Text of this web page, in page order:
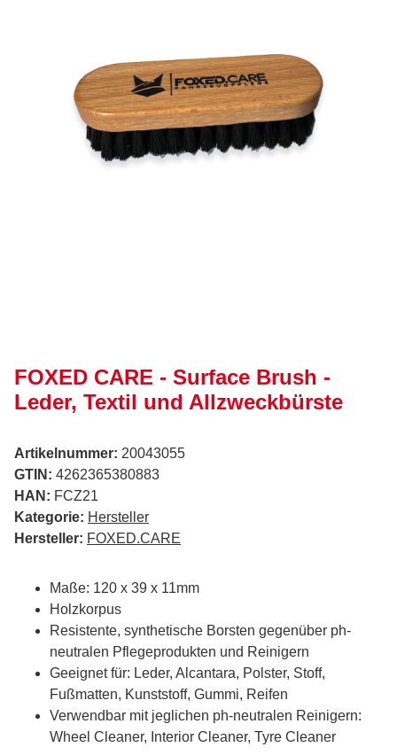
FOXED CARE - Surface Brush -
Leder, Textil und Allzweckbürste
Artikelnummer: 20043055
GTIN: 4262365380883
HAN: FCZ21
Kategorie: Hersteller
Hersteller: FOXED.CARE
Maße: 120 x 39 x 11mm
Holzkorpus
Resistente, synthetische Borsten gegenüber ph-
neutralen Pflegeprodukten und Reinigern
Geeignet für: Leder, Alcantara, Polster, Stoff,
Fußmatten, Kunststoff, Gummi, Reifen
Verwendbar mit jeglichen ph-neutralen Reinigern:
Wheel Cleaner, Interior Cleaner, Tyre Cleaner